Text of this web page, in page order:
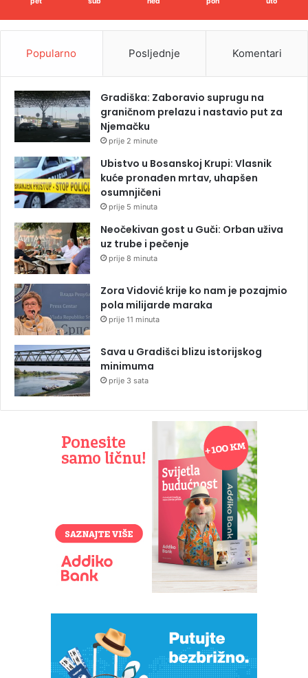
Popularno Posljednje Komentari
Gradiška: Zaboravio suprugu na
graničnom prelazu i nastavio put za
Njemačku
prije 2 minute
Ubistvo u Bosanskoj Krupi: Vlasnik
kuće pronađen mrtav, uhapšen
osumnjičeni
prije 5 minuta
Neočekivan gost u Guči: Orban uživa
uz trube i pečenje
prije 8 minuta
Zora Vidović krije ko nam je pozajmio
pola milijarde maraka
prije 11 minuta
Sava u Gradišci blizu istorijskog
minimuma
prije 3 sata